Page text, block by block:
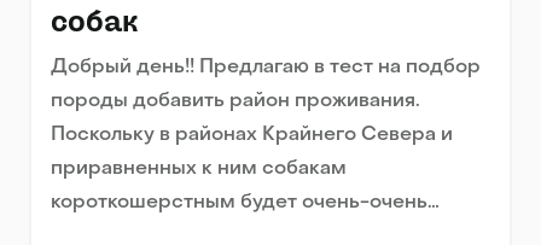
собак
Добрый день!! Предлагаю в тест на подбор
породы добавить район проживания.
Поскольку в районах Крайнего Севера и
приравненных к ним собакам
короткошерстным будет очень-очень